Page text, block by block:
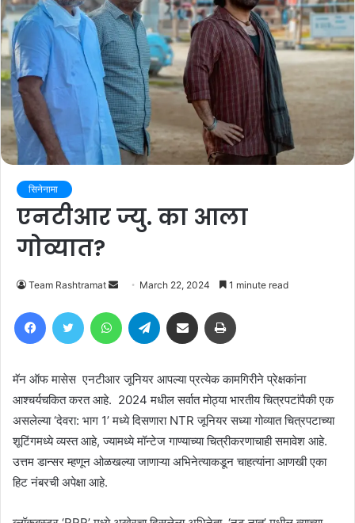
सिनेनामा
एनटीआर ज्यु. का आला
गोव्यात?
Team Rashtramat
Send
email
March 22, 2024 1 minute read
FacebookTwitter WhatsAppTelegram Share via Email
मॅन ऑफ मासेस एनटीआर जूनियर आपल्या प्रत्येक कामगिरीने प्रेक्षकांना
आश्चर्यचकित करत आहे. 2024 मधील सर्वात मोठ्या भारतीय चित्रपटांपैकी एक
असलेल्या ‘देवरा: भाग 1’ मध्ये दिसणारा NTR जूनियर सध्या गोव्यात चित्रपटाच्या
शूटिंगमध्ये व्यस्त आहे, ज्यामध्ये मॉन्टेज गाण्याच्या चित्रीकरणाचाही समावेश आहे.
उत्तम डान्सर म्हणून ओळखल्या जाणाऱ्या अभिनेत्याकडून चाहत्यांना आणखी एका
हिट नंबरची अपेक्षा आहे.